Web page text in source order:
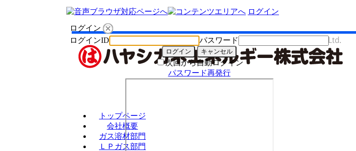
ログイン
ログイン
ログインID
パスワード
次回から自動ログイン
パスワード再発行
トップページ
会社概要
ガス溶材部門
ＬＰガス部門